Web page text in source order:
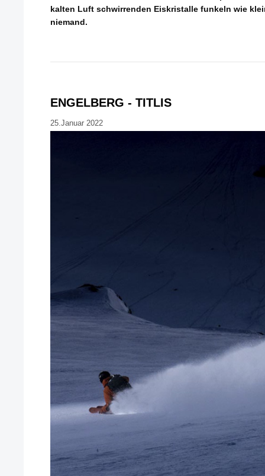
kalten Luft schwirrenden Eiskristalle funkeln wie
niemand.
ENGELBERG - TITLIS
25.Januar 2022